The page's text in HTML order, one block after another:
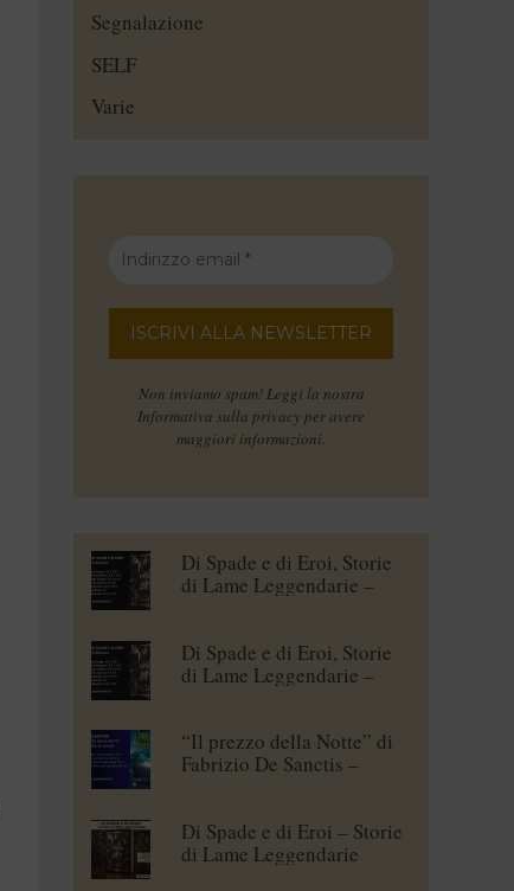
Segnalazione
SELF
Varie
Non inviamo spam! Leggi la nostra
Informativa sulla privacy per avere
maggiori informazioni.
Di Spade e di Eroi, Storie
di Lame Leggendarie –
Di Spade e di Eroi, Storie
di Lame Leggendarie –
“Il prezzo della Notte” di
Fabrizio De Sanctis –
Di Spade e di Eroi – Storie
di Lame Leggendarie